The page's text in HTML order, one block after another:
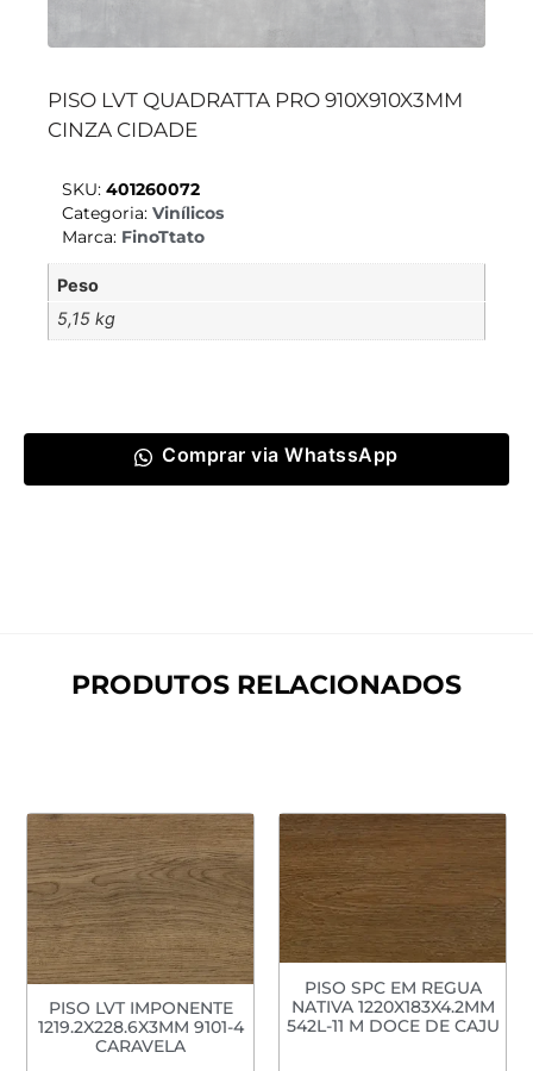
PISO LVT QUADRATTA PRO 910X910X3MM
CINZA CIDADE
SKU: 401260072
Categoria: Vinílicos
Marca: FinoTtato
Peso
5,15 kg
Comprar via WhatssApp
PRODUTOS RELACIONADOS
PISO LVT IMPONENTE
1219.2X228.6X3MM 9101-4
CARAVELA
PISO SPC EM REGUA
NATIVA 1220X183X4.2MM
542L-11 M DOCE DE CAJU